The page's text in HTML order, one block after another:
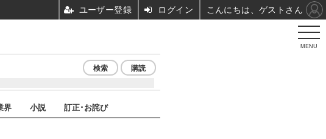
MENU
検索 購読
界 小説 訂正･お詫び
ユーザー登録 ログイン こんにちは、ゲストさん